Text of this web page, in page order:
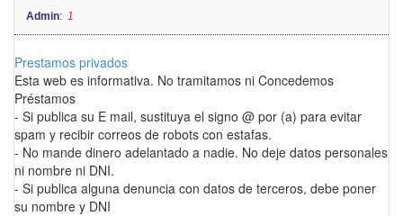
Admin: 1
Prestamos privados
Esta web es informativa. No tramitamos ni Concedemos
Préstamos
- Si publica su E mail, sustituya el signo @ por (a) para evitar
spam y recibir correos de robots con estafas.
- No mande dinero adelantado a nadie. No deje datos personales
ni nombre ni DNI.
- Si publica alguna denuncia con datos de terceros, debe poner
su nombre y DNI